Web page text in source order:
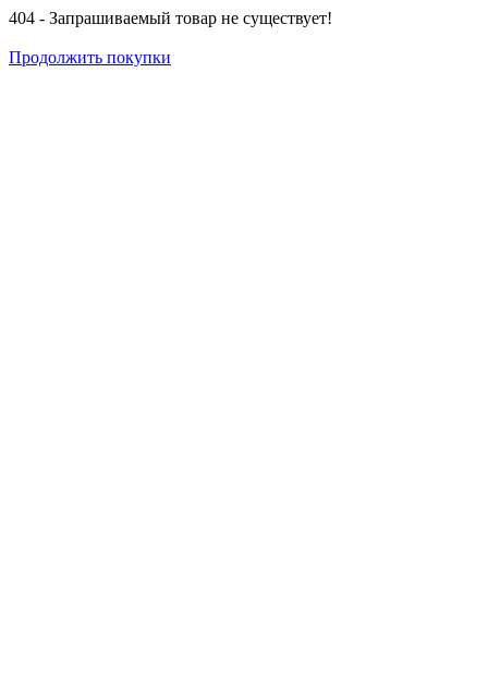
404 - Запрашиваемый товар не существует!
Продолжить покупки